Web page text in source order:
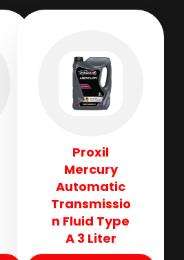
Proxil
Mercury
Automatic
Transmissio
n Fluid​ Type
A 3 Liter